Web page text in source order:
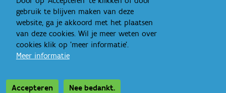
gebruik te blijven maken van deze
website, ga je akkoord met het plaatsen
van deze cookies. Wil je meer weten over
cookies klik op 'meer informatie'.
Meer informatie
Accepteren Nee bedankt.